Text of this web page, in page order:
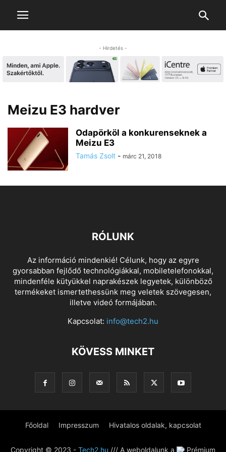
- Hirdetés -
Meizu E3 hardver
Odapörköl a konkurenseknek a
Meizu E3
Tamás Zsolt - márc 21, 2018
RÓLUNK
Az információ mindenkié! Célunk, hogy az egyre
gyorsabban fejlődő technológiákkal, mobiletelefonokkal,
mindenféle kütyükkel naprakészek legyetek, különböző
termékeket ismertethessünk meg veletek szövegesen,
illetve videó formájában.
Kapcsolat: info@tech2.hu
KÖVESS MINKET
Főoldal Impresszum Hivatalos oldalak, kapcsolat
Copyright © 2023 - Tech2.hu /// A weboldalunk a Prémium